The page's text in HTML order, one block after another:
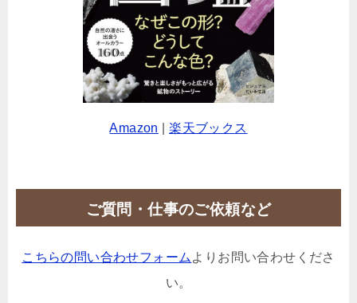
Amazon 楽天ブックス
ご質問・仕事のご依頼など
こちらの問い合わせフォーム よりお問い合わせくださ
い。